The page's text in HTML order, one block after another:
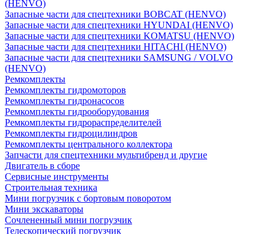
(HENVO)
Запасные части для спецтехники BOBCAT (HENVO)
Запасные части для спецтехники HYUNDAI (HENVO)
Запасные части для спецтехники KOMATSU (HENVO)
Запасные части для спецтехники HITACHI (HENVO)
Запасные части для спецтехники SAMSUNG / VOLVO
(HENVO)
Ремкомплекты
Ремкомплекты гидромоторов
Ремкомплекты гидронасосов
Ремкомплекты гидрооборудования
Ремкомплекты гидрораспределителей
Ремкомплекты гидроцилиндров
Ремкомплекты центрального коллектора
Запчасти для спецтехники мультибренд и другие
Двигатель в сборе
Сервисные инструменты
Строительная техника
Мини погрузчик с бортовым поворотом
Мини экскаваторы
Сочлененный мини погрузчик
Телескопический погрузчик